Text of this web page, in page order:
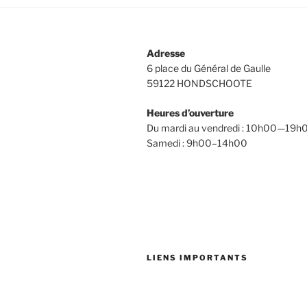
Adresse
6 place du Général de Gaulle
59122 HONDSCHOOTE
Heures d’ouverture
Du mardi au vendredi :
Samedi : 9h00–14h00
LIENS IMPORTANTS